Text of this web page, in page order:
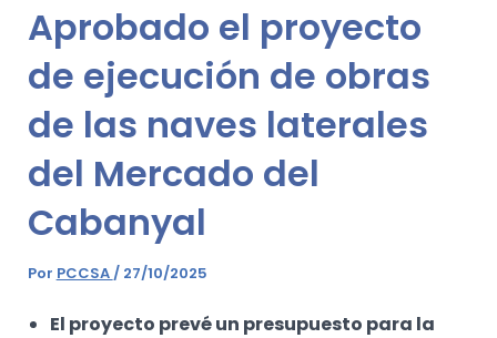
Aprobado el proyecto
de ejecución de obras
de las naves laterales
del Mercado del
Cabanyal
Por PCCSA / 27/10/2025
El proyecto prevé un presupuesto para la